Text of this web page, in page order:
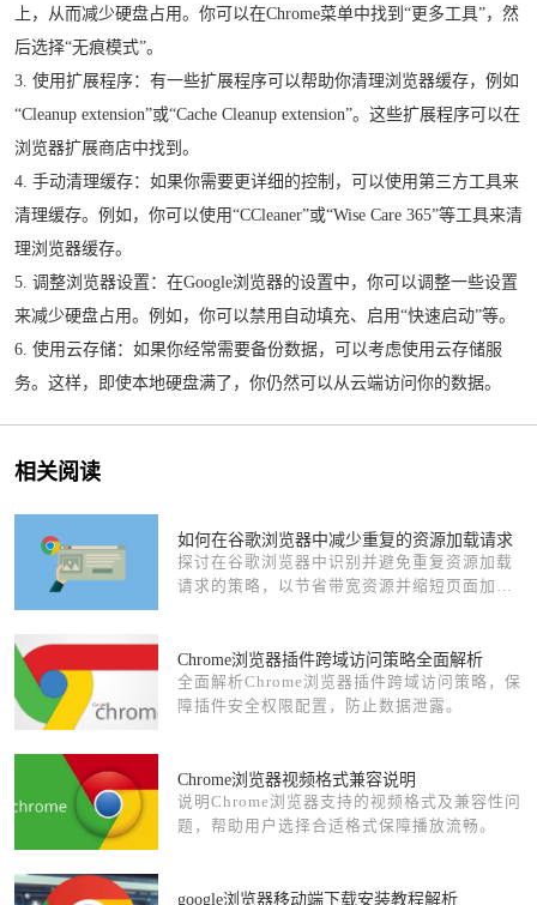
上，从而减少硬盘占用。你可以在Chrome菜单中找到“更多工具”，然
后选择“无痕模式”。
3. 使用扩展程序：有一些扩展程序可以帮助你清理浏览器缓存，例如
“Cleanup extension”或“Cache Cleanup extension”。这些扩展程序可以在
浏览器扩展商店中找到。
4. 手动清理缓存：如果你需要更详细的控制，可以使用第三方工具来
清理缓存。例如，你可以使用“CCleaner”或“Wise Care 365”等工具来清
理浏览器缓存。
5. 调整浏览器设置：在Google浏览器的设置中，你可以调整一些设置
来减少硬盘占用。例如，你可以禁用自动填充、启用“快速启动”等。
6. 使用云存储：如果你经常需要备份数据，可以考虑使用云存储服
务。这样，即使本地硬盘满了，你仍然可以从云端访问你的数据。
相关阅读
如何在谷歌浏览器中减少重复的资源加载请求
探讨在谷歌浏览器中识别并避免重复资源加载
请求的策略，以节省带宽资源并缩短页面加载
Chrome浏览器插件跨域访问策略全面解析
全面解析Chrome浏览器插件跨域访问策略，保
障插件安全权限配置，防止数据泄露。
Chrome浏览器视频格式兼容说明
说明Chrome浏览器支持的视频格式及兼容性问
题，帮助用户选择合适格式保障播放流畅。
google浏览器移动端下载安装教程解析